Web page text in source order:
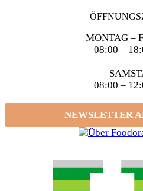
MONTAG –
08:00 –
08:00 –
NEWSLETTER